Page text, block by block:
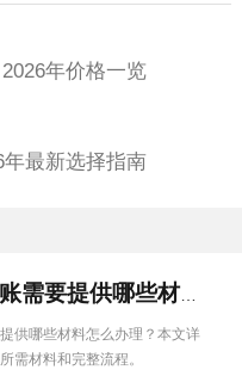
年价格一览
最新选择指南
海口代理记账需要提供哪些材料，202...
供哪些材料怎么办理？本文详
需材料和完整流程。